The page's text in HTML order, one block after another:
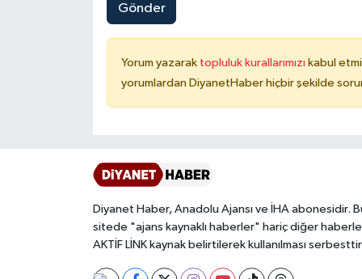
Gönder
Yorum yazarak topluluk kurallarımızı kabul
yorumlardan DiyanetHaber hiçbir şekilde
Diyanet Haber, Anadolu Ajansı ve İHA abonesidir.
sitede "ajans kaynaklı haberler" hariç diğer
AKTİF LİNK kaynak belirtilerek kullanılması
Kastamonu Müftülüğü
Kayseri Müftülüğü
Kilis Müftülüğü
Kırklareli Müftülüğü
Kırşehir Müftülüğü
Kocaeli Müftülüğü